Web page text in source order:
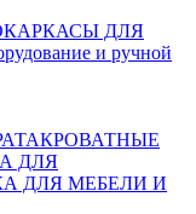
ДЛЯ
и ручной
КРОВАТНЫЕ
ДЛЯ
ДЛЯ МЕБЕЛИ И